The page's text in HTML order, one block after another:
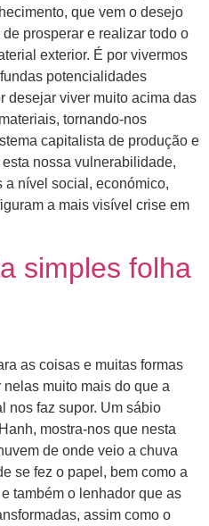
que vem o desejo
prosperar e realizar todo o
exterior. É por vivermos
potencialidades
desejar viver muito acima das
tornando-nos
capitalista de produção e
nossa vulnerabilidade,
a nível social, económico,
a mais visível crise em
simples folha
as coisas e muitas formas
muito mais do que a
nos faz supor. Um sábio
mostra-nos que nesta
de onde veio a chuva
se fez o papel, bem como a
também o lenhador que as
assim como o